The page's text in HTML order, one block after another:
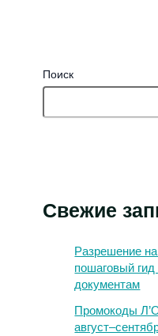
Поиск
Свежие
Разрешение
пошаговый
документам
Промокоды